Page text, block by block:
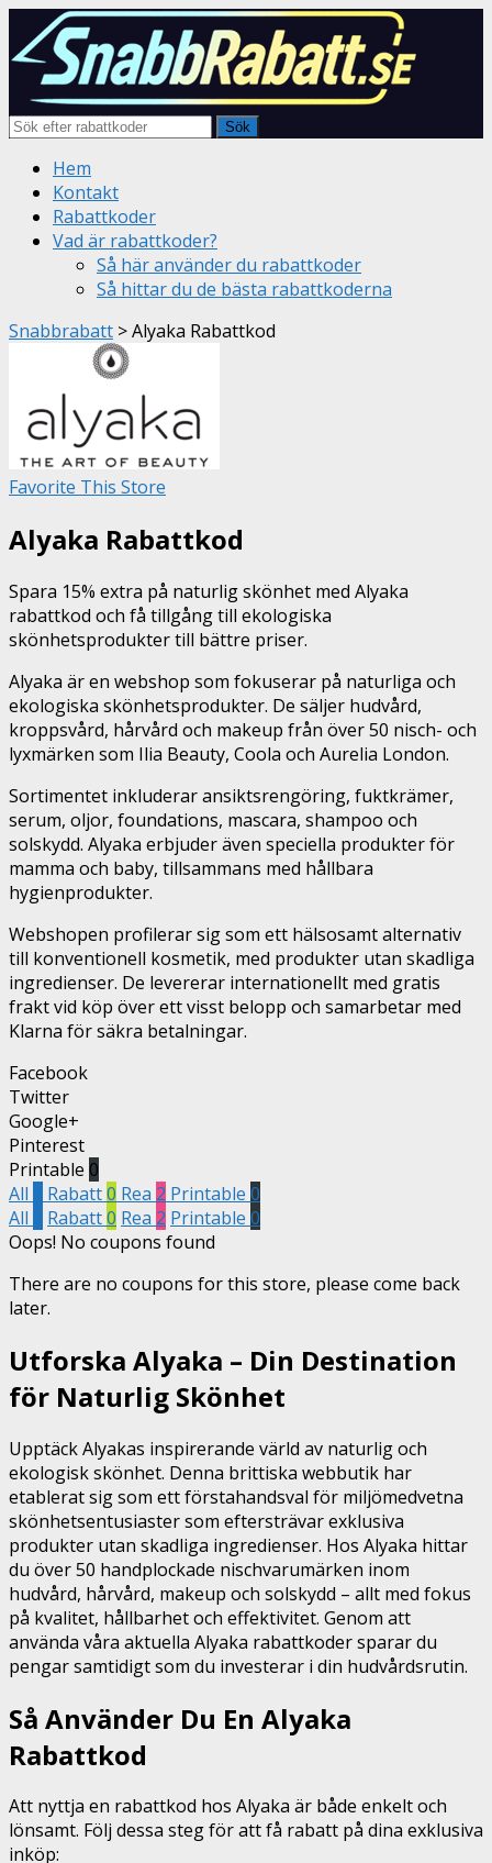
Sök
Skip
content
Hem
Kontakt
Rabattkoder
Vad är rabattkoder?
Så här använder du rabattkoder
Så hittar du de bästa rabattkoderna
Snabbrabatt >Alyaka Rabattkod
Favorite This Store
Alyaka Rabattkod
Spara 15% extra på naturlig skönhet med Alyaka
rabattkod och få tillgång till ekologiska
skönhetsprodukter till bättre priser.
Alyaka är en webshop som fokuserar på naturliga och
ekologiska skönhetsprodukter. De säljer hudvård,
kroppsvård, hårvård och makeup från över 50 nisch- och
lyxmärken som Ilia Beauty, Coola och Aurelia London.
Sortimentet inkluderar ansiktsrengöring, fuktkrämer,
serum, oljor, foundations, mascara, shampoo och
solskydd. Alyaka erbjuder även speciella produkter för
mamma och baby, tillsammans med hållbara
hygienprodukter.
Webshopen profilerar sig som ett hälsosamt alternativ
till konventionell kosmetik, med produkter utan skadliga
ingredienser. De levererar internationellt med gratis
frakt vid köp över ett visst belopp och samarbetar med
Klarna för säkra betalningar.
Facebook
Twitter
Google+
Pinterest
Printable 0
All
Rabatt0 Rea 2 Printable 0
All
Rabatt0 Rea 2 Printable 0
Oops! No coupons found
There are no coupons for this store, please come back
later.
Utforska Alyaka – Din Destination
för Naturlig Skönhet
Upptäck Alyakas inspirerande värld av naturlig och
ekologisk skönhet. Denna brittiska webbutik har
etablerat sig som ett förstahandsval för miljömedvetna
skönhetsentusiaster som eftersträvar exklusiva
produkter utan skadliga ingredienser. Hos Alyaka hittar
du över 50 handplockade nischvarumärken inom
hudvård, hårvård, makeup och solskydd – allt med fokus
på kvalitet, hållbarhet och effektivitet. Genom att
använda våra aktuella Alyaka rabattkoder sparar du
pengar samtidigt som du investerar i din hudvårdsrutin.
Så Använder Du En Alyaka
Rabattkod
Att nyttja en rabattkod hos Alyaka är både enkelt och
lönsamt. Följ dessa steg för att få rabatt på dina exklusiva
inköp: